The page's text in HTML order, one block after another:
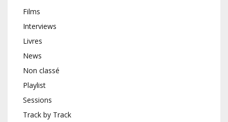
Films
Interviews
Livres
News
Non classé
Playlist
Sessions
Track by Track